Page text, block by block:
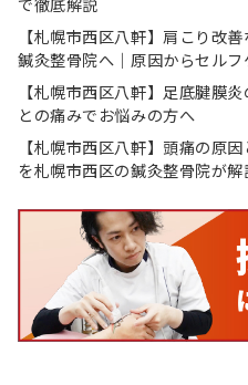
で徹底解説
【札幌市西区八軒】肩こり改
鍼灸整骨院へ｜原因からセル
【札幌市西区八軒】足底腱膜
との痛みでお悩みの方へ
【札幌市西区八軒】頭痛の原
を札幌市西区の鍼灸整骨院が解